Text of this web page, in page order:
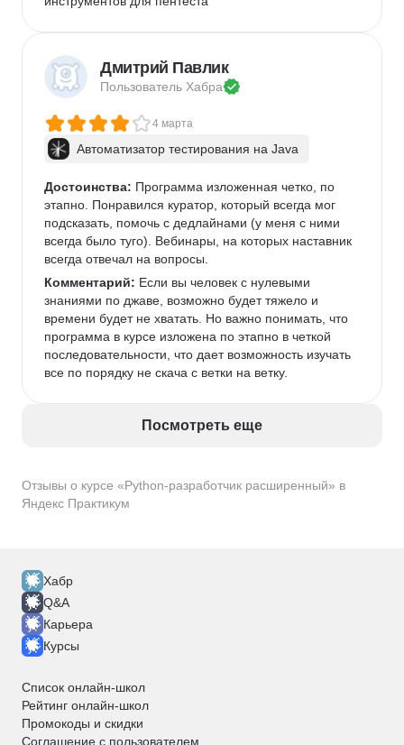
Отзывы о курсе «Python-разработчик расширенный» в
Яндекс Практикум
Дмитрий Павлик
Пользователь Хабра
4 марта
Автоматизатор тестирования на Java
Достоинства: Программа изложенная четко, по
этапно. Понравился куратор, который всегда мог
подсказать, помочь с дедлайнами (у меня с ними
всегда было туго). Вебинары, на которых наставник
всегда отвечал на вопросы.
Комментарий: Если вы человек с нулевыми
знаниями по джаве, возможно будет тяжело и
времени будет не хватать. Но важно понимать, что
программа в курсе изложена по этапно в четкой
последовательности, что дает возможность изучать
все по порядку не скача с ветки на ветку.
Посмотреть еще
Хабр
Q&A
Карьера
Курсы
Список онлайн-школ
Рейтинг онлайн-школ
Промокоды и скидки
Соглашение с пользователем